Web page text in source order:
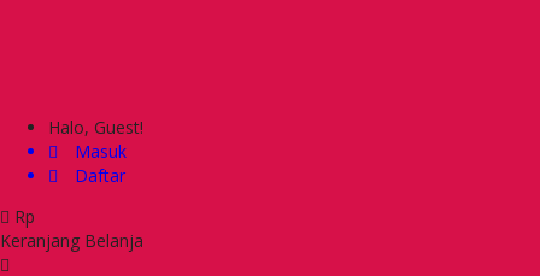
Halo, Guest!
Masuk
Daftar
Rp
Keranjang Belanja